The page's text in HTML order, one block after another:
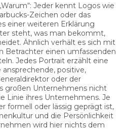
Jeder kennt Logos wie
Zeichen oder das
einer weiteren Erklärung
steht, was man bekommt,
Ähnlich verhält es sich mit
Betrachter einen umfassenden
Jedes Portrait erzählt eine
positive,
oder der
großen Unternehmens nicht
Linie ihres Unternehmens. Je
formell oder lässig geprägt ist,
und die Persönlichkeit
wird hier nichts dem